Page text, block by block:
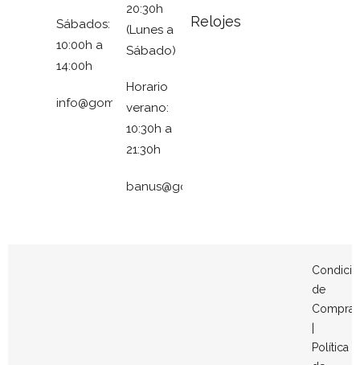
Sábados:
10:00h a
14:00h
info@gomezymolina.com
20:30h
(Lunes a
Sábado)
Horario
verano:
10:30h a
21:30h
banus@gomezymolina.com
Relojes
de
Compra
Política